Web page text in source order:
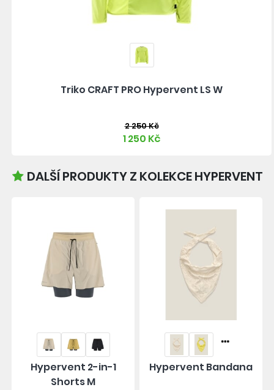
Triko CRAFT PRO Hypervent LS W
2 250 Kč
1 250 Kč
DALŠÍ PRODUKTY Z KOLEKCE HYPERVENT
Hypervent 2-in-1
Shorts M
Hypervent Bandana